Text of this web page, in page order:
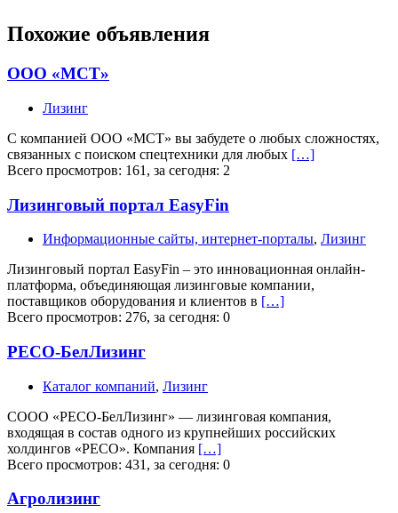
Похожие объявления
ООО «МСТ»
Лизинг
С компанией ООО «МСТ» вы забудете о любых сложностях,
связанных с поиском спецтехники для любых […]
Всего просмотров: 161, за сегодня: 2
Лизинговый портал EasyFin
Информационные сайты, интернет-порталы, Лизинг
Лизинговый портал EasyFin – это инновационная онлайн-
платформа, объединяющая лизинговые компании,
поставщиков оборудования и клиентов в […]
Всего просмотров: 276, за сегодня: 0
РЕСО-БелЛизинг
Каталог компаний, Лизинг
CООО «РЕСО-БелЛизинг» — лизинговая компания,
входящая в состав одного из крупнейших российских
холдингов «РЕСО». Компания […]
Всего просмотров: 431, за сегодня: 0
Агролизинг